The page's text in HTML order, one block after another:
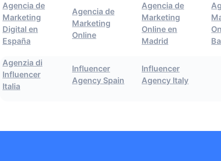
Agencia de
Marketing
Digital en
España
Agencia de
Marketing
Online
Agencia de
Marketing
Online en
Madrid
Agenzia di
Influencer
Italia
Influencer
Agency Spain
Influencer
Agency Italy